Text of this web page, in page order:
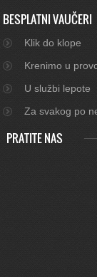
BESPLATNI VAUČERI
Klik do klope
Krenimo u
U službi lepote
Za svakog po
PRATITE NAS